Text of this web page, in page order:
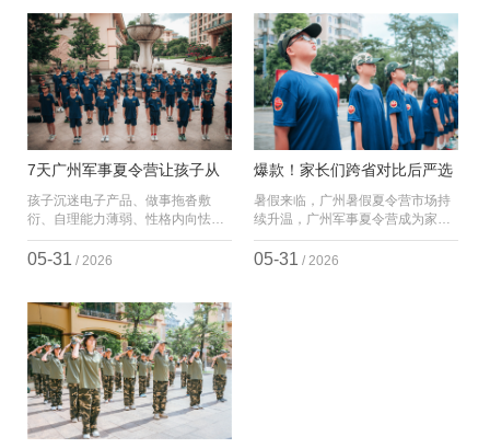
7天广州军事夏令营让孩子从
孩子沉迷电子产品、做事拖沓敷
衍、自理能力薄弱、性格内向怯懦
等问题，让不少家长头疼不已。与
其让孩子虚度假期，不如选择一场
05-31 / 2026
爆款！家长们跨省对比后严选
暑假来临，广州暑假夏令营市场持
续升温，广州军事夏令营成为家长
热门选择。记者实地探访口碑爆棚
的广州穗鹰夏令营，揭秘这家广州
05-31 / 2026